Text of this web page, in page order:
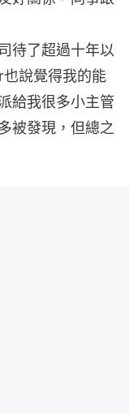
待了超過十年以
說覺得我的能
給我很多小主管
被發現，但總之